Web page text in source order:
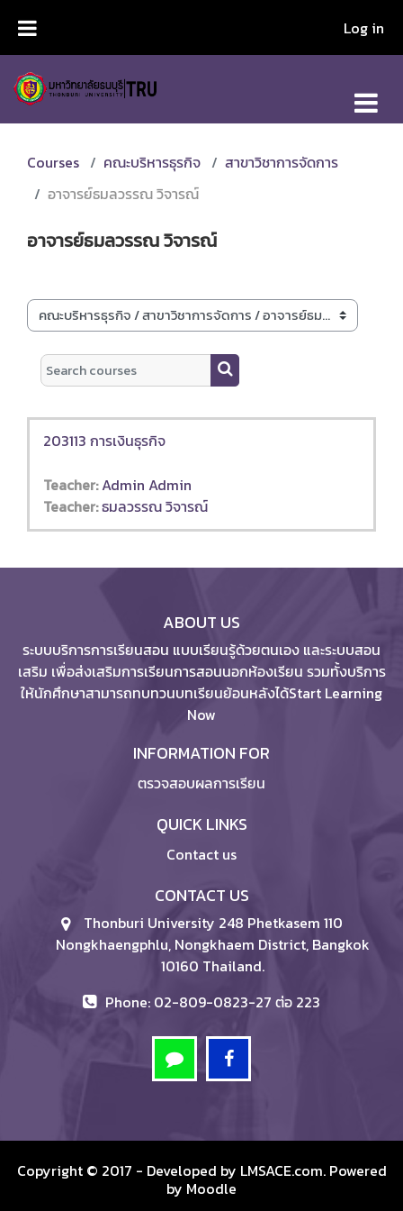
Log in
Courses คณะบริหารธุรกิจ
สาขาวิชาการจัดการ
อาจารย์ธมลวรรณ วิจารณ์
อาจารย์ธมลวรรณ วิจารณ์
Course categories
Search courses
Search courses
203113 การเงินธุรกิจ
Teacher:Admin Admin
Teacher:ธมลวรรณ วิจารณ์
ABOUT US
ระบบบริการการเรียนสอน แบบเรียนรู้ด้วยตนเอง และระบบสอน
เสริม เพื่อส่งเสริมการเรียนการสอนนอกห้องเรียน รวมทั้งบริการ
ให้นักศึกษาสามารถทบทวนบทเรียนย้อนหลังได้Start Learning
Now
INFORMATION FOR
ตรวจสอบผลการเรียน
QUICK LINKS
Contact us
CONTACT US
Thonburi University 248 Phetkasem 110
Nongkhaengphlu, Nongkhaem District, Bangkok
10160 Thailand.
Phone: 02-809-0823-27 ต่อ 223
Copyright © 2017 - Developed by LMSACE.com. Powered
by Moodle